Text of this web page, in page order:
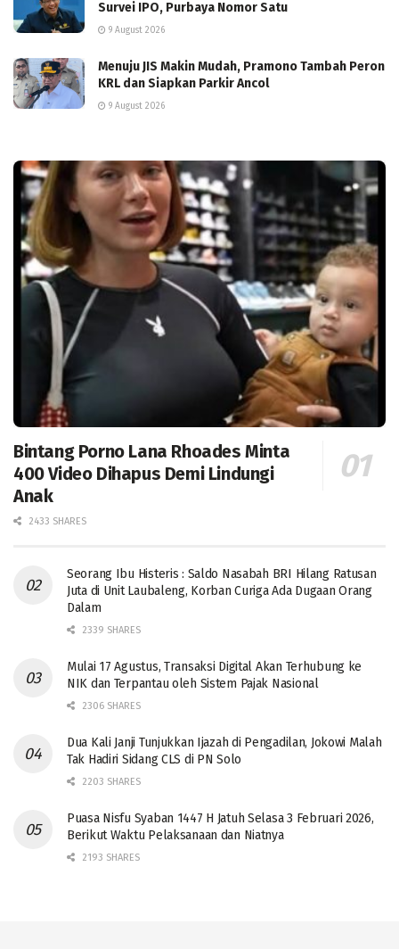
Survei IPO, Purbaya Nomor Satu
9 August 2026
Menuju JIS Makin Mudah, Pramono Tambah Peron
KRL dan Siapkan Parkir Ancol
9 August 2026
Bintang Porno Lana Rhoades Minta
400 Video Dihapus Demi Lindungi
Anak
2433 SHARES
Seorang Ibu Histeris : Saldo Nasabah BRI Hilang Ratusan
Juta di Unit Laubaleng, Korban Curiga Ada Dugaan Orang
Dalam
2339 SHARES
Mulai 17 Agustus, Transaksi Digital Akan Terhubung ke
NIK dan Terpantau oleh Sistem Pajak Nasional
2306 SHARES
Dua Kali Janji Tunjukkan Ijazah di Pengadilan, Jokowi Malah
Tak Hadiri Sidang CLS di PN Solo
2203 SHARES
Puasa Nisfu Syaban 1447 H Jatuh Selasa 3 Februari 2026,
Berikut Waktu Pelaksanaan dan Niatnya
2193 SHARES